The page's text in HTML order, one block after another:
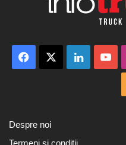
Facebook LinkedIn
Despre noi
Termeni și condiții